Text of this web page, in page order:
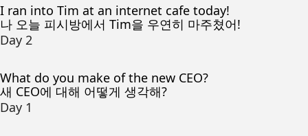
I ran into Tim at an internet cafe today!
나 오늘 피시방에서 Tim을 우연히 마주쳤어!
Day 2
What do you make of the new CEO?
새 CEO에 대해 어떻게 생각해?
Day 1